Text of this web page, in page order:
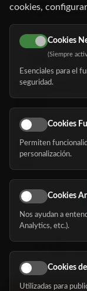
91 345 06
616 113
Buscador de
Eventos
Nosotros
Síguenos
cookies,
Cookies
(Siempre
Esenciales para el
seguridad.
Cookies
Permiten
personalización.
Cookies
Nos ayudan a
Analytics, etc.).
Cookies
Utilizadas para